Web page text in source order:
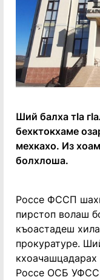
Ший балха тIа
бехктокхаме
мехкахо. Из
болхлоша.
Россе ФССП
пирстоп волаш
къоастадеш
прокуратуре.
Россе ОСБ